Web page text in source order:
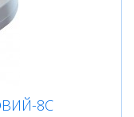
8С